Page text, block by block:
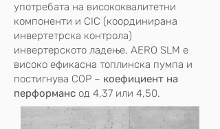
употребата на висококвалитетни
компоненти и CIC (координирана
инвертетрска контрола)
инвертерското ладење, AERO SLM е
високо ефикасна топлинска пумпа и
постигнува COP – коефициент на
перформанс од 4,37 или 4,50.